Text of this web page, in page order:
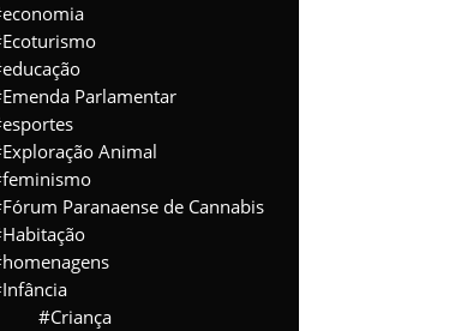
economia
Ecoturismo
educação
Emenda Parlamentar
esportes
Exploração Animal
feminismo
Fórum Paranaense de Cannabis
Habitação
homenagens
Infância
Criança